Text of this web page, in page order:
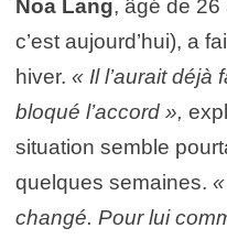
Noa Lang, âgé de
c’est aujourd’hui), a
hiver. « Il l’aurait déjà
bloqué l’accord »,
situation semble
quelques semaines.
changé. Pour lui